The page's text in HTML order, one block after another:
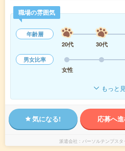
職場の雰囲気
年齢層
20代
30代
男女比率
女性
もっと
気になる! 応募へ
派遣会社 パーソルテンプス